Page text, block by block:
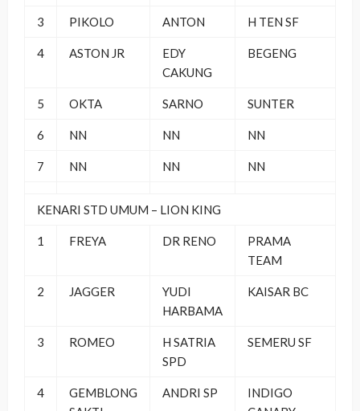
3 PIKOLO ANTON H TEN SF
4 ASTON JR
EDY
CAKUNG
BEGENG
5 OKTA SARNO SUNTER
6 NN NN NN
7 NN NN NN
KENARI STD UMUM – LION KING
1 FREYA DR RENO
PRAMA
TEAM
2 JAGGER
YUDI
HARBAMA
KAISAR BC
3 ROMEO
H SATRIA
SPD
SEMERU SF
4
GEMBLONG
ANDRI SP
INDIGO